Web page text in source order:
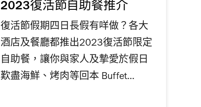
2023復活節自助餐推介
復活節假期四日長假有咩做？各大
酒店及餐廳都推出2023復活節限定
自助餐，讓你與家人及摯愛於假日
歎盡海鮮、烤肉等回本 Buffet...